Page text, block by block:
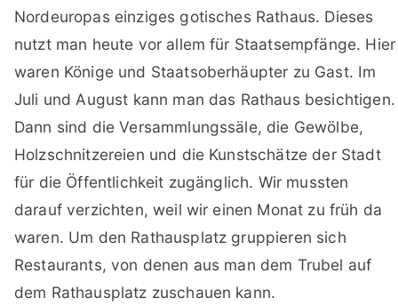
Nordeuropas einziges gotisches Rathaus. Dieses
nutzt man heute vor allem für Staatsempfänge. Hier
waren Könige und Staatsoberhäupter zu Gast. Im
Juli und August kann man das Rathaus besichtigen.
Dann sind die Versammlungssäle, die Gewölbe,
Holzschnitzereien und die Kunstschätze der Stadt
für die Öffentlichkeit zugänglich. Wir mussten
darauf verzichten, weil wir einen Monat zu früh da
waren. Um den Rathausplatz gruppieren sich
Restaurants, von denen aus man dem Trubel auf
dem Rathausplatz zuschauen kann.